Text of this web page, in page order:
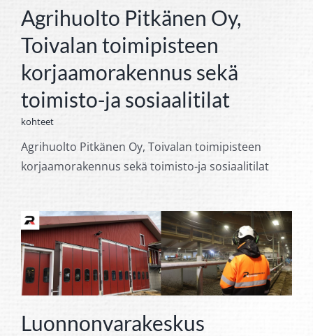
Agrihuolto Pitkänen Oy,
Toivalan toimipisteen
korjaamorakennus sekä
toimisto-ja sosiaalitilat
kohteet
Agrihuolto Pitkänen Oy, Toivalan toimipisteen
korjaamorakennus sekä toimisto-ja sosiaalitilat
Luonnonvarakeskus